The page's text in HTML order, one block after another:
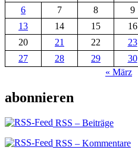
6
7 8 9
13
14 15 16
20
21 22 23
27
28 29
30
« März
abonnieren
RSS – Beiträge
RSS – Kommentare